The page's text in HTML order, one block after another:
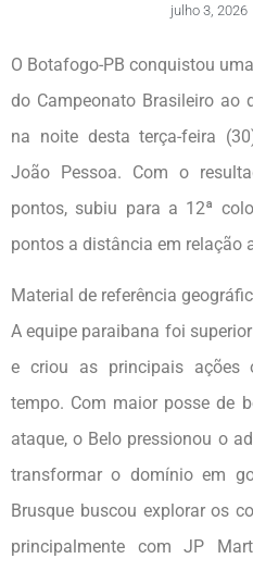
julho 3, 2026
O Botafogo-PB conquistou
do Campeonato Brasileiro ao
na noite desta terça-feira
João Pessoa. Com o
pontos, subiu para a 12ª
pontos a distância em relação
Material de referência
A equipe paraibana foi
e criou as principais ações
tempo. Com maior posse de
ataque, o Belo pressionou o
transformar o domínio em
Brusque buscou explorar os
principalmente com JP